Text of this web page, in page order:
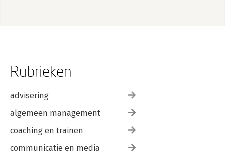
Rubrieken
advisering
algemeen management
coaching en trainen
communicatie en media